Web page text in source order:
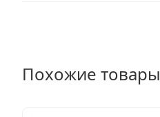
Похожие товары